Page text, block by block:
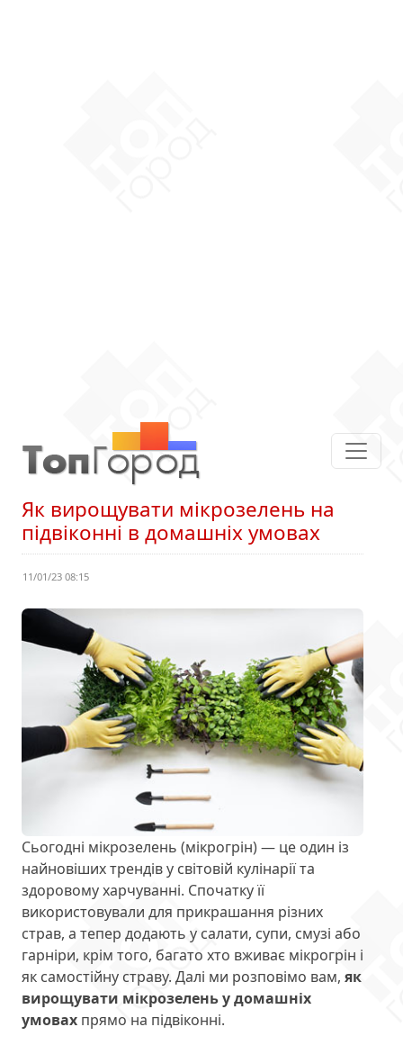
Як вирощувати мікрозелень на
підвіконні в домашніх умовах
11/01/23 08:15
Сьогодні мікрозелень (мікрогрін) — це один із
найновіших трендів у світовій кулінарії та
здоровому харчуванні. Спочатку її
використовували для прикрашання різних
страв, а тепер додають у салати, супи, смузі або
гарніри, крім того, багато хто вживає мікрогрін і
як самостійну страву. Далі ми розповімо вам, як
вирощувати мікрозелень у домашніх
умовах прямо на підвіконні.